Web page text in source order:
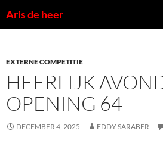
naar
Aris de heer
EXTERNE COMPETITIE
HEERLIJK
OPENING 64
DECEMBER 4, 2025 EDDY SARABER